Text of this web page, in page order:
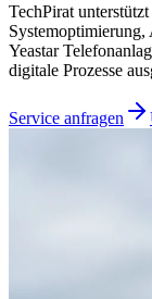
TechPirat
Yeastar
digitale Prozesse
Service anfragen